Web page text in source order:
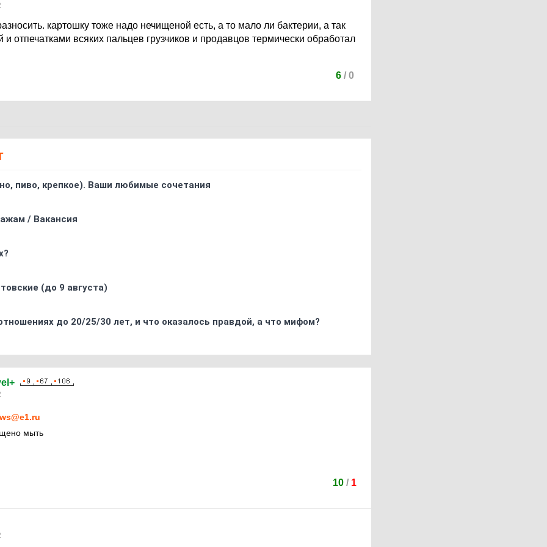
картошку тоже надо нечищеной есть, а то мало ли бактерии, а так
и отпечатками всяких пальцев грузчиков и продавцов термически обработал
6/ 0
пиво, крепкое). Ваши любимые сочетания
/ Вакансия
(до 9 августа)
до 20/25/30 лет, и что оказалось правдой, а что мифом?
мыть
10 / 1